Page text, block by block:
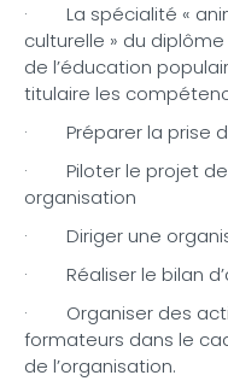
· La spécialité «
culturelle » du
de l’éducation
titulaire les
· Préparer la prise
· Piloter le projet de
organisation
· Diriger une
· Réaliser le bilan
· Organiser des
formateurs dans le
de l’organisation.